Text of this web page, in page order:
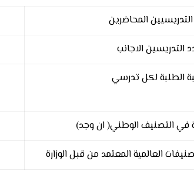
المحاضرين
التدريسين الاجانب
الطلبة لكل تدرسي
في التصنيف الوطني( ان وجد)
العالمية المعتمد من قبل الوزارة